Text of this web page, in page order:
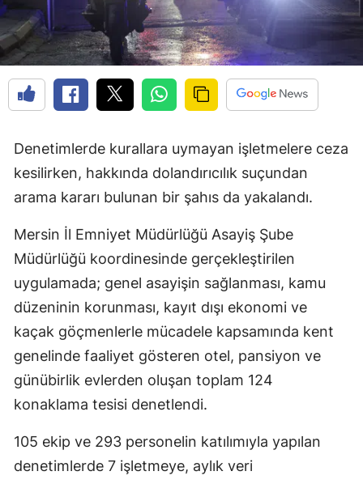
Denetimlerde kurallara uymayan işletmelere ceza
kesilirken, hakkında dolandırıcılık suçundan
arama kararı bulunan bir şahıs da yakalandı.
Mersin İl Emniyet Müdürlüğü Asayiş Şube
Müdürlüğü koordinesinde gerçekleştirilen
uygulamada; genel asayişin sağlanması, kamu
düzeninin korunması, kayıt dışı ekonomi ve
kaçak göçmenlerle mücadele kapsamında kent
genelinde faaliyet gösteren otel, pansiyon ve
günübirlik evlerden oluşan toplam 124
konaklama tesisi denetlendi.
105 ekip ve 293 personelin katılımıyla yapılan
denetimlerde 7 işletmeye, aylık veri